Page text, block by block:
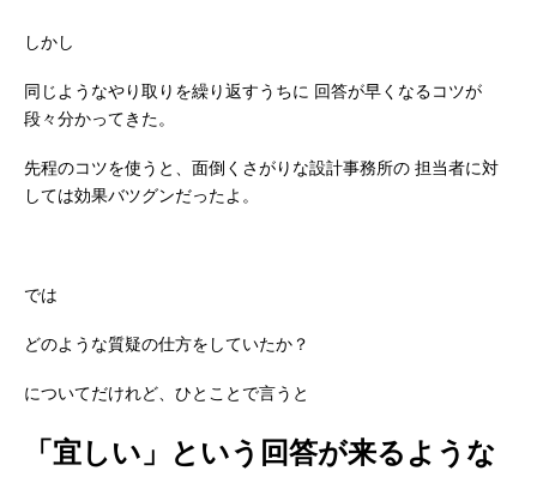
しかし
同じようなやり取りを繰り返すうちに 回答が早くなるコツが
段々分かってきた。
先程のコツを使うと、面倒くさがりな設計事務所の 担当者に対
しては効果バツグンだったよ。
では
どのような質疑の仕方をしていたか？
についてだけれど、ひとことで言うと
「宜しい」という回答が来るような